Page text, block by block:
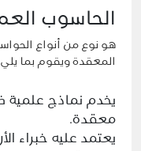
الحاسوب
هو نوع من أنواع
المعقدة ويقوم بما
يخدم نماذج
معقدة.
يعتمد عليه خبراء